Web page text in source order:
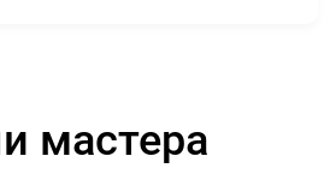
мастера